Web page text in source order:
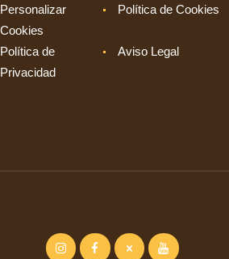
Personalizar
Cookies
Política de Cookies
Política de
Privacidad
Aviso Legal